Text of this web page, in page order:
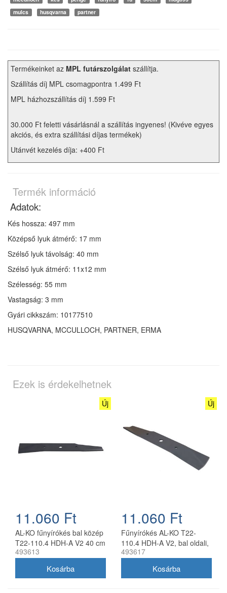
mulcs
husqvarna partner
Termékeinket az MPL futárszolgálat szállítja.
Szállítás díj MPL csomagpontra 1.499 Ft
MPL házhozszállítás díj 1.599 Ft
30.000 Ft feletti vásárlásnál a szállítás ingyenes! (Kivéve egyes
akciós, és extra szállítási díjas termékek)
Utánvét kezelés díja: +400 Ft
Termék információ
Adatok:
Kés hossza: 497 mm
Középső lyuk átmérő: 17 mm
Szélső lyuk távolság: 40 mm
Szélső lyuk átmérő: 11x12 mm
Szélesség: 55 mm
Vastagság: 3 mm
Gyári cikkszám: 10177510
HUSQVARNA, MCCULLOCH, PARTNER, ERMA
Ezek is érdekelhetnek
Új
11.060 Ft
AL-KO fűnyírókés bal közép
T22-110.4 HDH-A V2 40 cm
493613
Új
11.060 Ft
Fűnyírókés AL-KO T22-
110.4 HDH-A V2, bal oldali,
40 cm
493617